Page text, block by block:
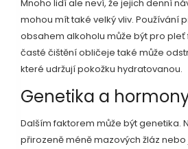
Mnoho lidí ale neví, že jejich denní
mohou mít také velký vliv. Používání
obsahem alkoholu může být pro pleť
časté čištění obličeje také může
které udržují pokožku hydratovanou.
Genetika a
Dalším faktorem může být genetika.
přirozeně méně mazových žláz